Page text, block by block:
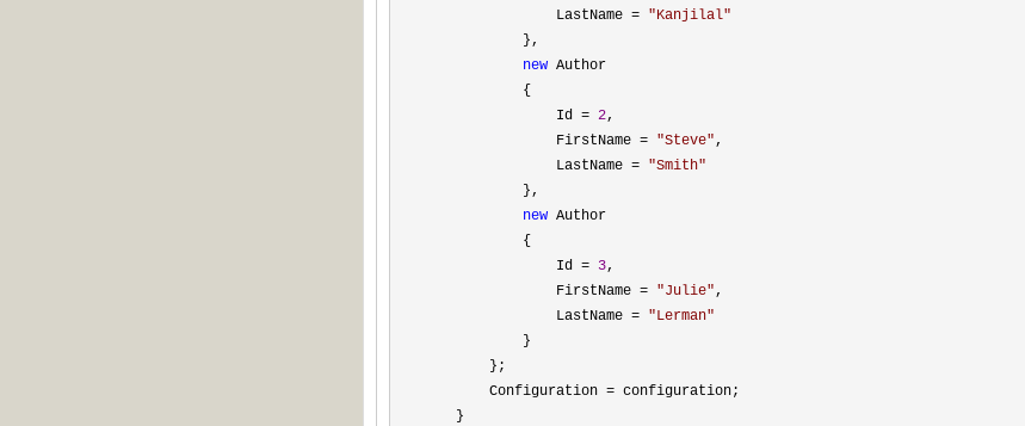
                LastName
= "Kanjilal"
            },
new Author
            {
                Id
= 2,
                FirstName
= "Steve",
                LastName
= "Smith"
            },
new Author
            {
                Id
= 3,
                FirstName
= "Julie",
                LastName
= "Lerman"
            }
        };
        Configuration
= configuration;
    }